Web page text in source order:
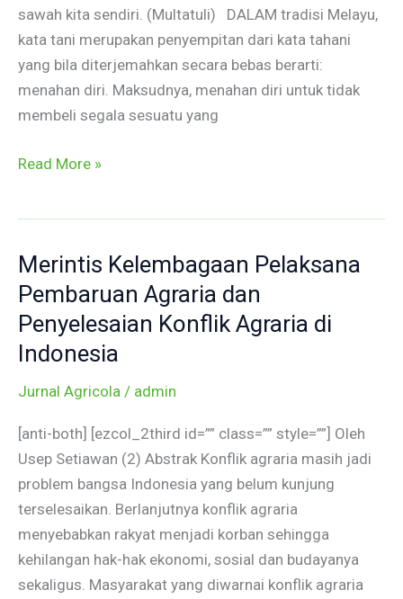
sawah kita sendiri. (Multatuli) DALAM tradisi Melayu,
kata tani merupakan penyempitan dari kata tahani
yang bila diterjemahkan secara bebas berarti:
menahan diri. Maksudnya, menahan diri untuk tidak
membeli segala sesuatu yang
Read More »
Merintis Kelembagaan Pelaksana
Pembaruan Agraria dan
Penyelesaian Konflik Agraria di
Indonesia
Jurnal Agricola / admin
[anti-both] [ezcol_2third id=”” class=”” style=””] Oleh
Usep Setiawan (2) Abstrak Konflik agraria masih jadi
problem bangsa Indonesia yang belum kunjung
terselesaikan. Berlanjutnya konflik agraria
menyebabkan rakyat menjadi korban sehingga
kehilangan hak-hak ekonomi, sosial dan budayanya
sekaligus. Masyarakat yang diwarnai konflik agraria
Merintis
Kelembagaan
Pelaksana
Pembaruan
Agraria
dan
Konflik
Agraria
di
Indonesia